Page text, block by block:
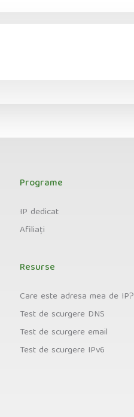
Programe
IP dedicat
Afiliați
Resurse
Care este adresa mea de IP?
Test de scurgere DNS
Test de scurgere email
Test de scurgere IPv6